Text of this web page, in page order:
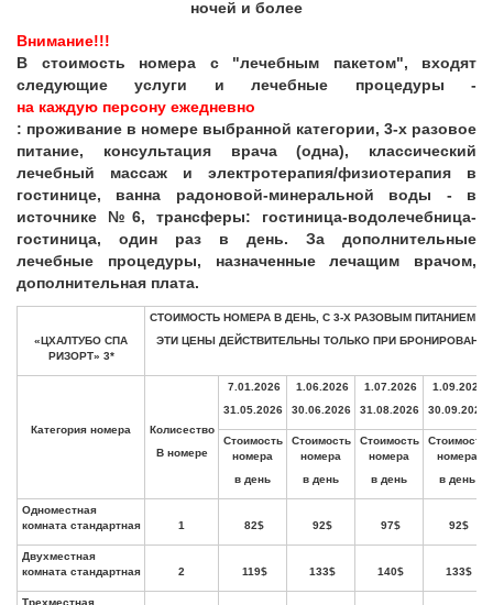
ночей и более
Внимание!!!
В стоимость номера с "лечебным пакетом", входят
следующие услуги и лечебные процедуры -
на каждую персону ежедневно
: проживание в номере выбранной категории, 3-х разовое
питание, консультация врача (одна), классический
лечебный массаж и электротерапия/физиотерапия в
гостинице, ванна радоновой-минеральной воды - в
источнике №6, трансферы: гостиница-водолечебница-
гостиница, один раз в день. За дополнительные
лечебные процедуры, назначенные лечащим врачом,
дополнительная плата.
права защищены. Копирование материалов только с